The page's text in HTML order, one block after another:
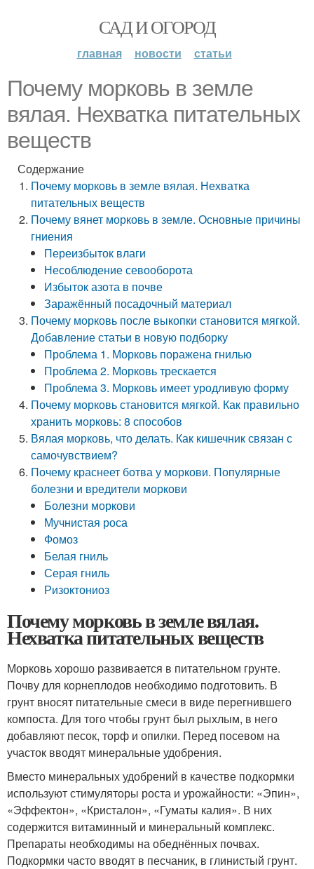
САД И ОГОРОД
главная новости статьи
Почему морковь в земле
вялая. Нехватка питательных
веществ
Содержание
Почему морковь в земле вялая. Нехватка
питательных веществ
Почему вянет морковь в земле. Основные причины
гниения
Переизбыток влаги
Несоблюдение севооборота
Избыток азота в почве
Заражённый посадочный материал
Почему морковь после выкопки становится мягкой.
Добавление статьи в новую подборку
Проблема 1. Морковь поражена гнилью
Проблема 2. Морковь трескается
Проблема 3. Морковь имеет уродливую форму
Почему морковь становится мягкой. Как правильно
хранить морковь: 8 способов
Вялая морковь, что делать. Как кишечник связан с
самочувствием?
Почему краснеет ботва у моркови. Популярные
болезни и вредители моркови
Болезни моркови
Мучнистая роса
Фомоз
Белая гниль
Серая гниль
Ризоктониоз
Почему морковь в земле вялая.
Нехватка питательных веществ
Морковь хорошо развивается в питательном грунте.
Почву для корнеплодов необходимо подготовить. В
грунт вносят питательные смеси в виде перегнившего
компоста. Для того чтобы грунт был рыхлым, в него
добавляют песок, торф и опилки. Перед посевом на
участок вводят минеральные удобрения.
Вместо минеральных удобрений в качестве подкормки
используют стимуляторы роста и урожайности: «Эпин»,
«Эффектон», «Кристалон», «Гуматы калия». В них
содержится витаминный и минеральный комплекс.
Препараты необходимы на обеднённых почвах.
Подкормки часто вводят в песчаник, в глинистый грунт.